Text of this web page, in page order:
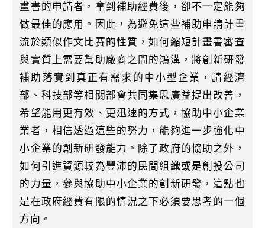
畫書的申請者，拿到補助經費後，卻不一定能夠
做最佳的應用。因此，為避免這些補助申請計畫
流於類似作文比賽的性質，如何縮短計畫書審查
與實質上需要幫助廠商之間的鴻溝，將創新研發
補助落實到真正有需求的中小型企業，請經濟
部、科技部等相關部會共同集思廣益提出改善，
希望能用更有效、更迅速的方式，協助中小企業
業者，相信透過這些的努力，能夠進一步強化中
小企業的創新研發能力。除了政府的協助之外，
如何引進資源較為豐沛的民間組織或是創投公司
的力量，參與協助中小企業的創新研發，這點也
是在政府經費有限的情況之下必須要思考的一個
方向。